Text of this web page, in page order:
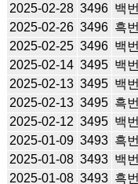
2025-02-28 3496 백번
2025-02-26 3496 흑번
2025-02-25 3496 백번
2025-02-14 3495 백번
2025-02-13 3495 백번
2025-02-13 3495 흑번
2025-02-12 3495 백번
2025-01-09 3493 흑번
2025-01-08 3493 백번
2025-01-08 3493 흑번